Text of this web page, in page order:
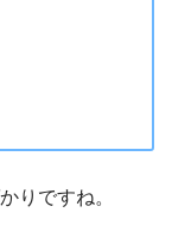
りですね。